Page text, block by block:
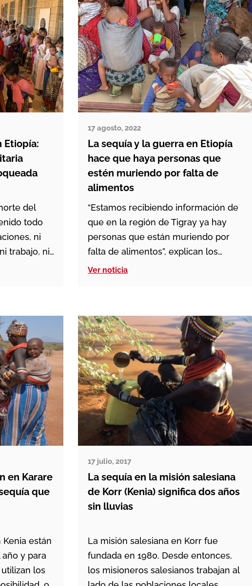
Ante
porque la crisis […]
Etiopía:
del
todo
ni
trabajo, ni
los
entre el
17 agosto, 2022
La sequía y la guerra en Etiopía
hace que haya personas que
estén muriendo por falta de
alimentos
“Estamos recibiendo información de
que en la región de Tigray ya hay
personas que están muriendo por
falta de alimentos”, explican los
misioneros salesianos desde Etiopía.
por hambre es muy preocupante”,
alertan. “La sequía, el aumento de
precios, la […]
Ver noticia
en Karare
que
están
y para
los
17 julio, 2017
La sequía en la misión salesiana
de Korr (Kenia) significa dos años
sin lluvias
La misión salesiana en Korr fue
fundada en 1980. Desde entonces,
los misioneros salesianos trabajan al